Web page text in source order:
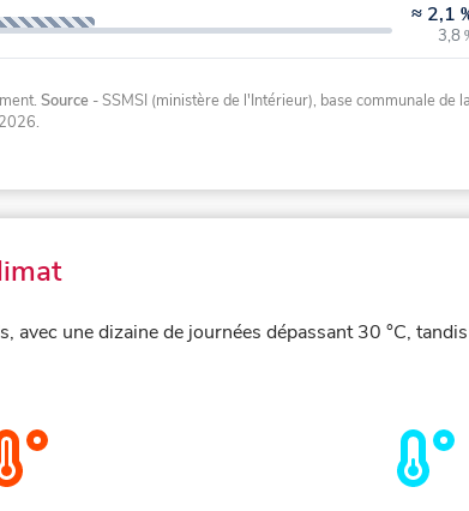
≈ 2,1
3,8
Source - SSMSI (ministère de l'Intérieur), base communale de
.
une dizaine de journées dépassant 30 °C,